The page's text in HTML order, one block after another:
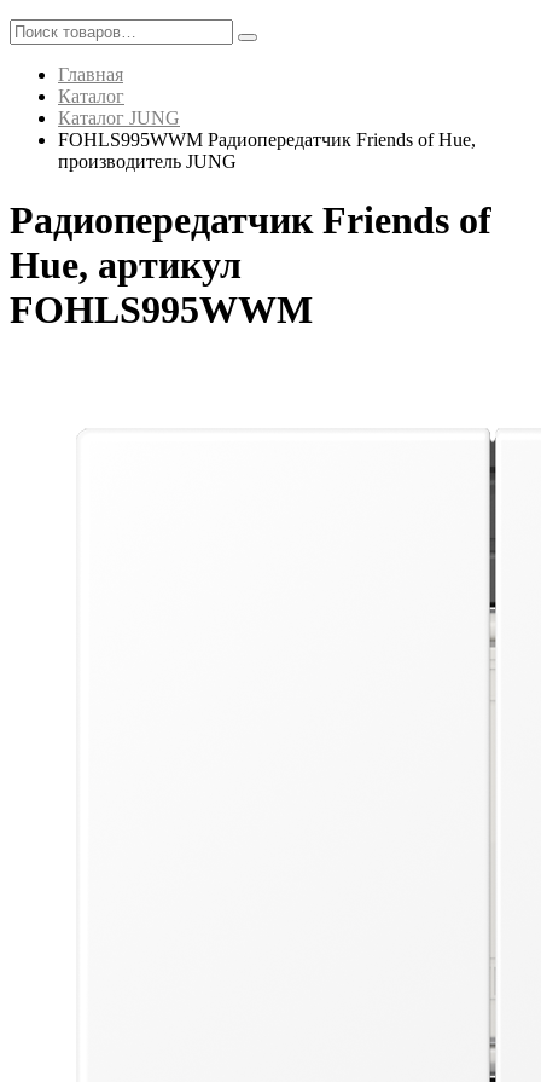
Главная
Каталог
Каталог JUNG
FOHLS995WWM Радиопередатчик Friends of Hue,
производитель JUNG
Радиопередатчик Friends of
Hue, артикул
FOHLS995WWM